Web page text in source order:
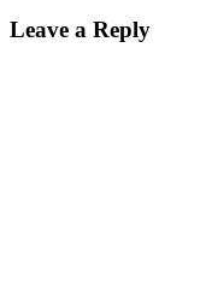
Leave a Reply